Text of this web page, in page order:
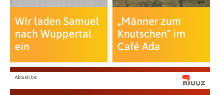
Wir laden Samuel
nach Wuppertal
ein
„Männer zum
Knutschen“ im
Café Ada
Aktuell bei